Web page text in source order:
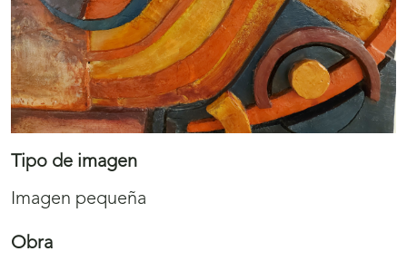
Tipo de imagen
Imagen pequeña
Obra